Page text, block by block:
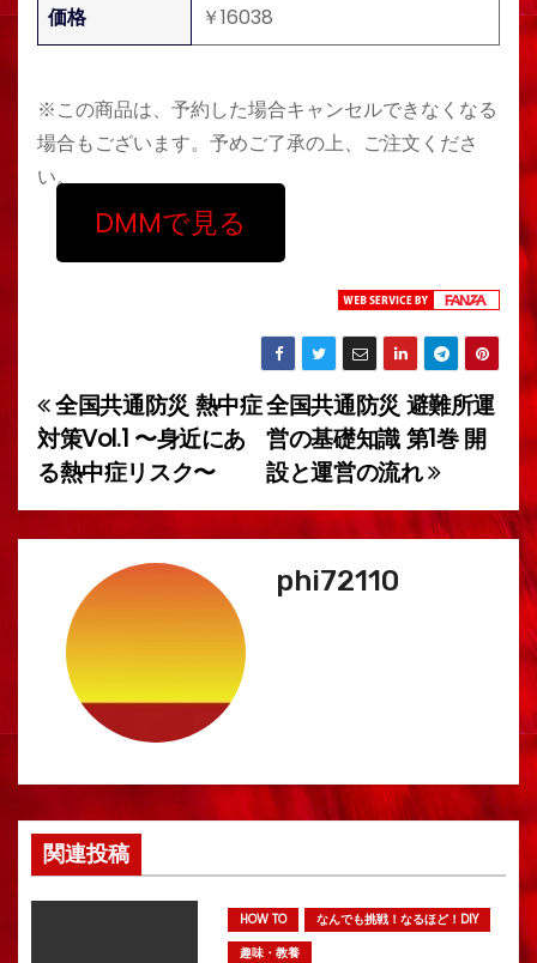
価格
￥16038
※この商品は、予約した場合キャンセルできなくなる
場合もございます。予めご了承の上、ご注文くださ
い。
DMMで見る
投
稿
ナ
ゲ
ー
ン
全国共通防災 避難所運
営の基礎知識 第1巻 開
設と運営の流れ
全国共通防災 熱中症
対策Vol.1 〜身近にあ
る熱中症リスク〜
phi72110
関連投稿
HOW TO
なんでも挑戦！なるほど！DIY
趣味・教養